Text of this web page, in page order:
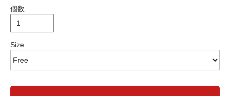
個数
Size